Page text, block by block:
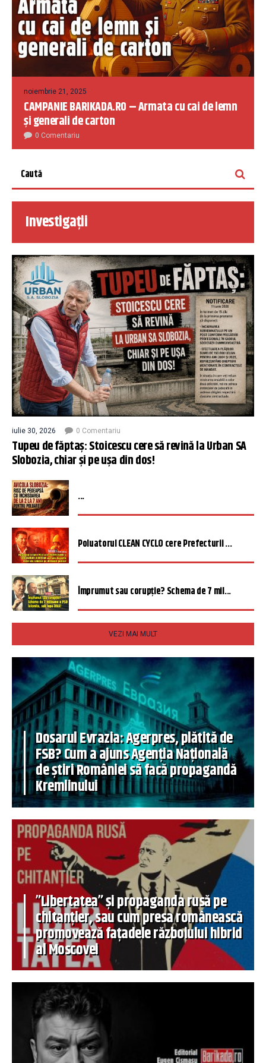
noiembrie 21, 2025
CAMPANIE BARIKADA.RO – Armata cu cai de lemn
și generali de carton
0 Comentariu
Investigații
iulie 30, 2026 0 Comentariu
Tupeu de făptaș: Stoicescu cere să revină la Urban SA
Slobozia, chiar și pe ușa din dos!
...
Poluatorul CLEAN CYCLO cere Prefecturii ...
Împrumut sau corupție? Schema de 7 mil...
VEZI MAI MULT
Dosarul Evrazia: Agerpres, plătită de
FSB? Cum a ajuns Agenția Națională
de știri României să facă propagandă
Kremlinului
”Libertatea” și propaganda rusă pe
chitanțier, sau cum presa românească
promovează fațadele războiului hibrid
al Moscovei